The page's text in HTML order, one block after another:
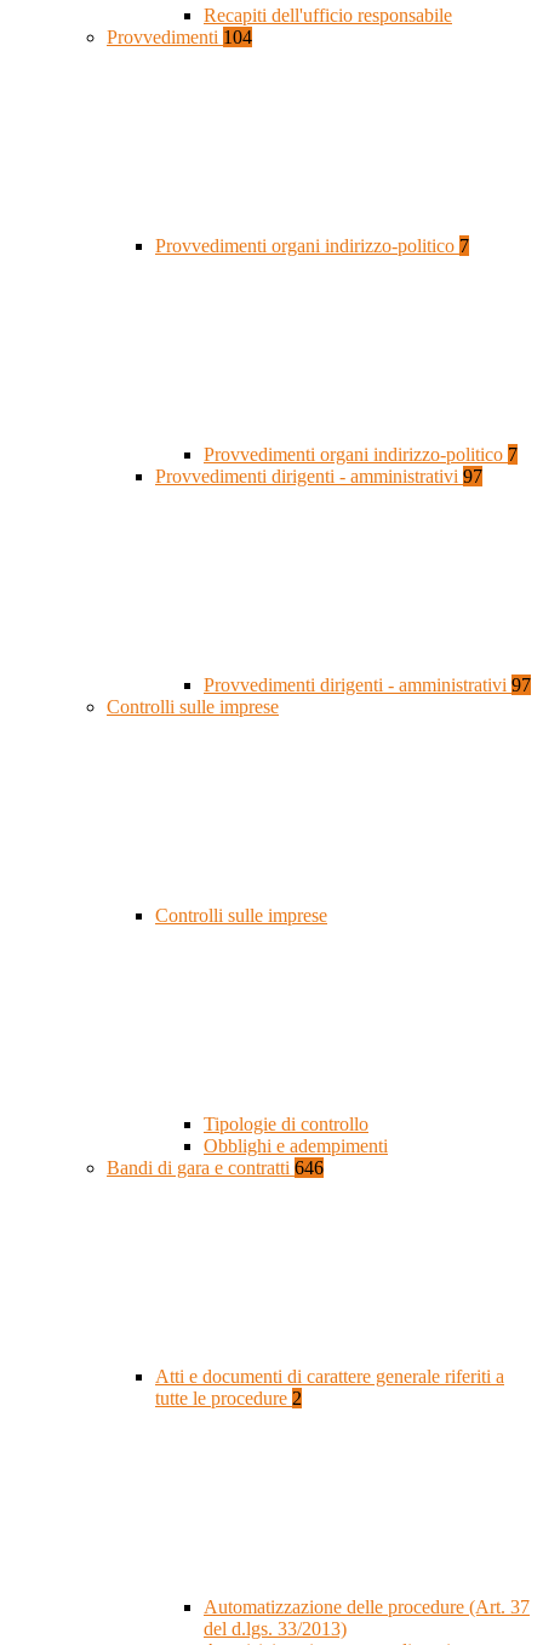
Recapiti dell'ufficio responsabile
Provvedimenti 104
Provvedimenti organi indirizzo-politico 7
Provvedimenti organi indirizzo-politico 7
Provvedimenti dirigenti - amministrativi 97
Provvedimenti dirigenti - amministrativi 97
Controlli sulle imprese
Controlli sulle imprese
Tipologie di controllo
Obblighi e adempimenti
Bandi di gara e contratti 646
Atti e documenti di carattere generale riferiti a
tutte le procedure 2
Automatizzazione delle procedure (Art. 37
del d.lgs. 33/2013)